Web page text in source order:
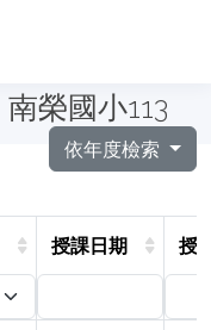
南榮國小113
依年度檢索
授課日期 授